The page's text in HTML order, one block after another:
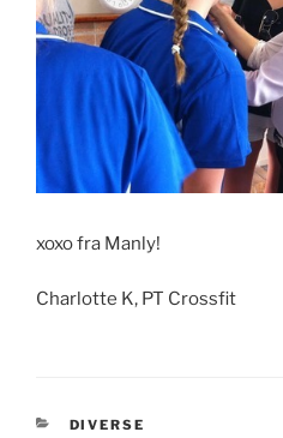
xoxo fra Manly!
Charlotte K, PT Crossfit
KATEGORIER
DIVERSE